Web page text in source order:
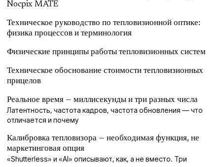
Nocpix MATE
Техническое руководство по тепловизионной оптике:
физика процессов и терминология
Физические принципы работы тепловизионных систем
Техническое обоснование стоимости тепловизионных
прицелов
Реальное время — миллисекунды и три разных числа
Латентность, частота кадров, частота обновления — что
отличается и почему
Калибровка тепловизора — необходимая функция, не
маркетинговая опция
«Shutterless» и «AI» описывают, как, а не вместо. Три